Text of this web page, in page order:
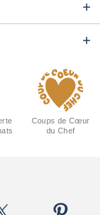
Coups de Cœur
du Chef